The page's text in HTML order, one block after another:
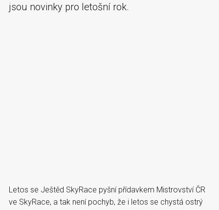
jsou novinky pro letošní rok.
Letos se Ještěd SkyRace pyšní přídavkem Mistrovství ČR
ve SkyRace, a tak není pochyb, že i letos se chystá ostrý